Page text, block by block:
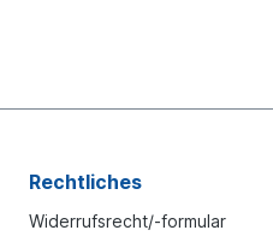
Rechtliches
Widerrufsrecht/-formular